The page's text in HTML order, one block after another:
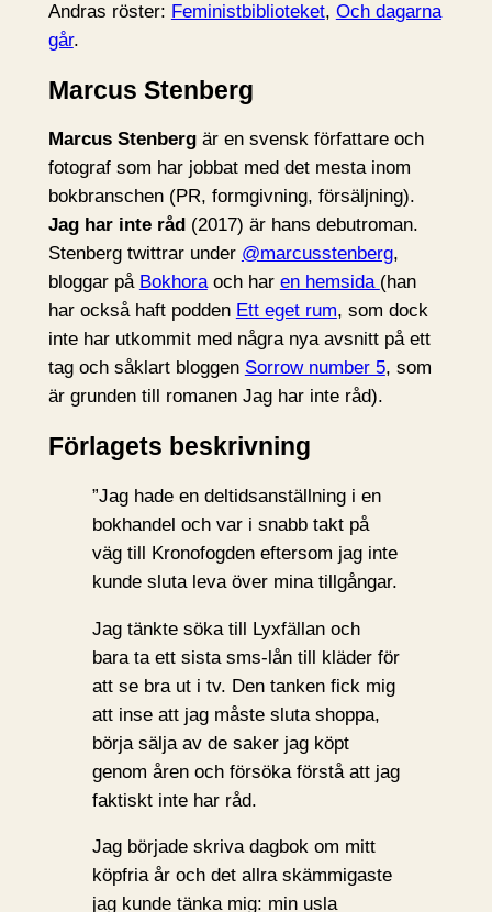
Andras röster: Feministbiblioteket, Och dagarna
går.
Marcus Stenberg
Marcus Stenbergär en svensk författare och
fotograf som har jobbat med det mesta inom
bokbranschen (PR, formgivning, försäljning).
Jag har inte råd (2017) är hans debutroman.
Stenberg twittrar under @marcusstenberg,
bloggar på Bokhoraoch har en hemsida (han
har också haft podden Ett eget rum, som dock
inte har utkommit med några nya avsnitt på ett
tag och såklart bloggen Sorrow number 5, som
är grunden till romanen Jag har inte råd).
Förlagets beskrivning
”Jag hade en deltidsanställning i en
bokhandel och var i snabb takt på
väg till Kronofogden eftersom jag inte
kunde sluta leva över mina tillgångar.
Jag tänkte söka till Lyxfällan och
bara ta ett sista sms-lån till kläder för
att se bra ut i tv. Den tanken fick mig
att inse att jag måste sluta shoppa,
börja sälja av de saker jag köpt
genom åren och försöka förstå att jag
faktiskt inte har råd.
Jag började skriva dagbok om mitt
köpfria år och det allra skämmigaste
jag kunde tänka mig: min usla